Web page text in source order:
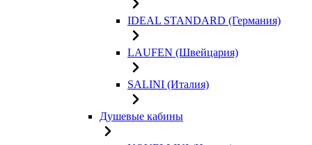
IDEAL STANDARD (Германия)
LAUFEN (Швейцария)
SALINI (Италия)
Душевые кабины